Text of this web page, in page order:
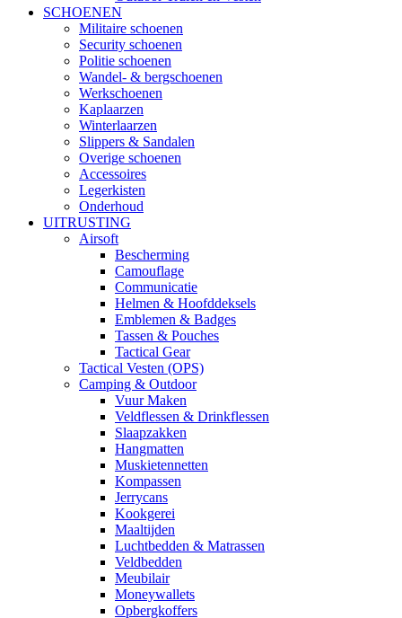
SCHOENEN
Militaire schoenen
Security schoenen
Politie schoenen
Wandel- & bergschoenen
Werkschoenen
Kaplaarzen
Winterlaarzen
Slippers & Sandalen
Overige schoenen
Accessoires
Legerkisten
Onderhoud
UITRUSTING
Airsoft
Bescherming
Camouflage
Communicatie
Helmen & Hoofddeksels
Emblemen & Badges
Tassen & Pouches
Tactical Gear
Tactical Vesten (OPS)
Camping & Outdoor
Vuur Maken
Veldflessen & Drinkflessen
Slaapzakken
Hangmatten
Muskietennetten
Kompassen
Jerrycans
Kookgerei
Maaltijden
Luchtbedden & Matrassen
Veldbedden
Meubilair
Moneywallets
Opbergkoffers